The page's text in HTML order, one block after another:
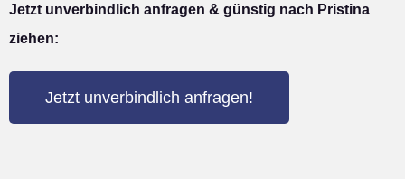
Jetzt unverbindlich anfragen & günstig nach Pristina
ziehen:
Jetzt unverbindlich anfragen!